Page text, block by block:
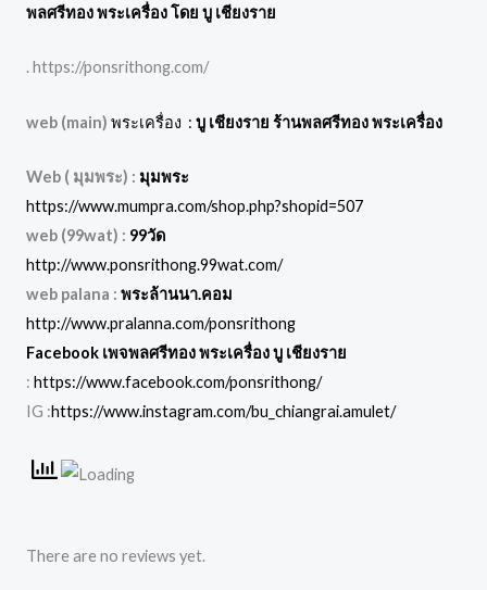
พลศรีทอง พระเครื่อง โดย บู เชียงราย
. https://ponsrithong.com/
web (main) พระเครื่อง : บู เชียงราย ร้านพลศรีทอง พระเครื่อง
Web ( มุมพระ) : มุมพระ
https://www.mumpra.com/shop.php?shopid=507
web (99wat) : 99วัด
http://www.ponsrithong.99wat.com/
web palana : พระล้านนา.คอม
http://www.pralanna.com/ponsrithong
Facebook เพจพลศรีทอง พระเครื่อง บู เชียงราย
: https://www.facebook.com/ponsrithong/
IG :https://www.instagram.com/bu_chiangrai.amulet/
There are no reviews yet.